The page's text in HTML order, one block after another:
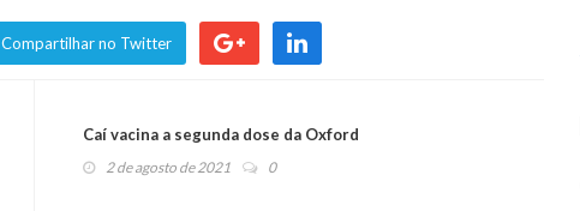
Compartilhar no Twitter
Caí vacina a segunda dose da Oxford
2 de agosto de 2021 0